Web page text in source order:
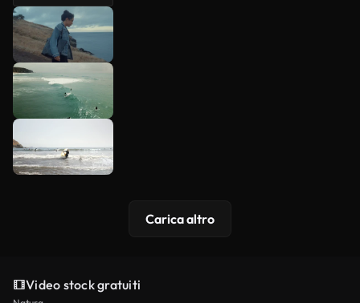
Carica altro
Video stock gratuiti